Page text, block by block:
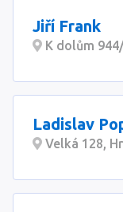
Jiří Frank
K dolům
Ladislav
Velká 128,